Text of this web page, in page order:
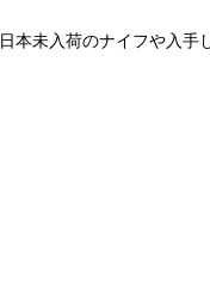
日本未入荷のナイフや入手